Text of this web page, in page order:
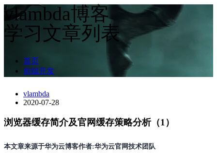
vlambda博客
学习文章列表
首页
前端开发
vlambda
2020-07-28
浏览器缓存简介及官网缓存策略分析（1）
本文章来源于华为云博客作者:华为云官网技术团队